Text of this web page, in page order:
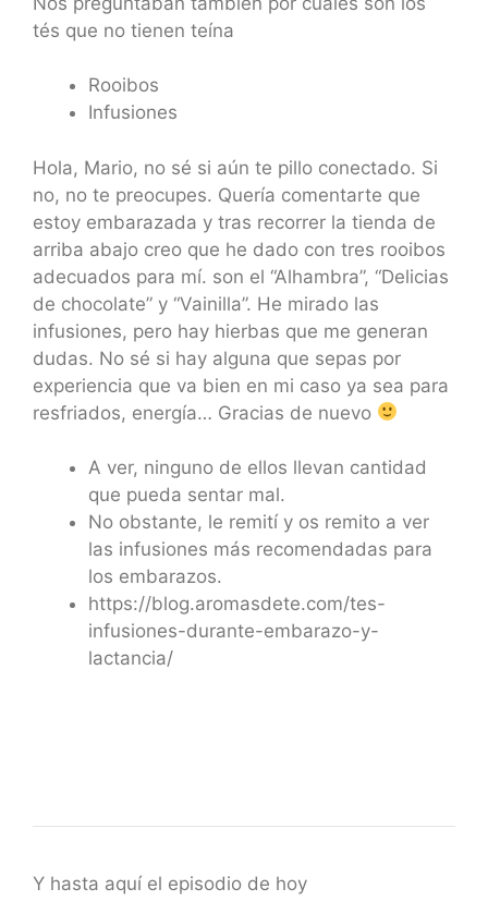
tés que no tienen teína
Rooibos
Infusiones
Hola, Mario, no sé si aún te pillo conectado. Si
no, no te preocupes. Quería comentarte que
estoy embarazada y tras recorrer la tienda de
arriba abajo creo que he dado con tres rooibos
adecuados para mí. son el “Alhambra”, “Delicias
de chocolate” y “Vainilla”. He mirado las
infusiones, pero hay hierbas que me generan
dudas. No sé si hay alguna que sepas por
experiencia que va bien en mi caso ya sea para
resfriados, energía… Gracias de nuevo
A ver, ninguno de ellos llevan cantidad
que pueda sentar mal.
No obstante, le remití y os remito a ver
las infusiones más recomendadas para
los embarazos.
https://blog.aromasdete.com/tes-
infusiones-durante-embarazo-y-
lactancia/
Y hasta aquí el episodio de hoy